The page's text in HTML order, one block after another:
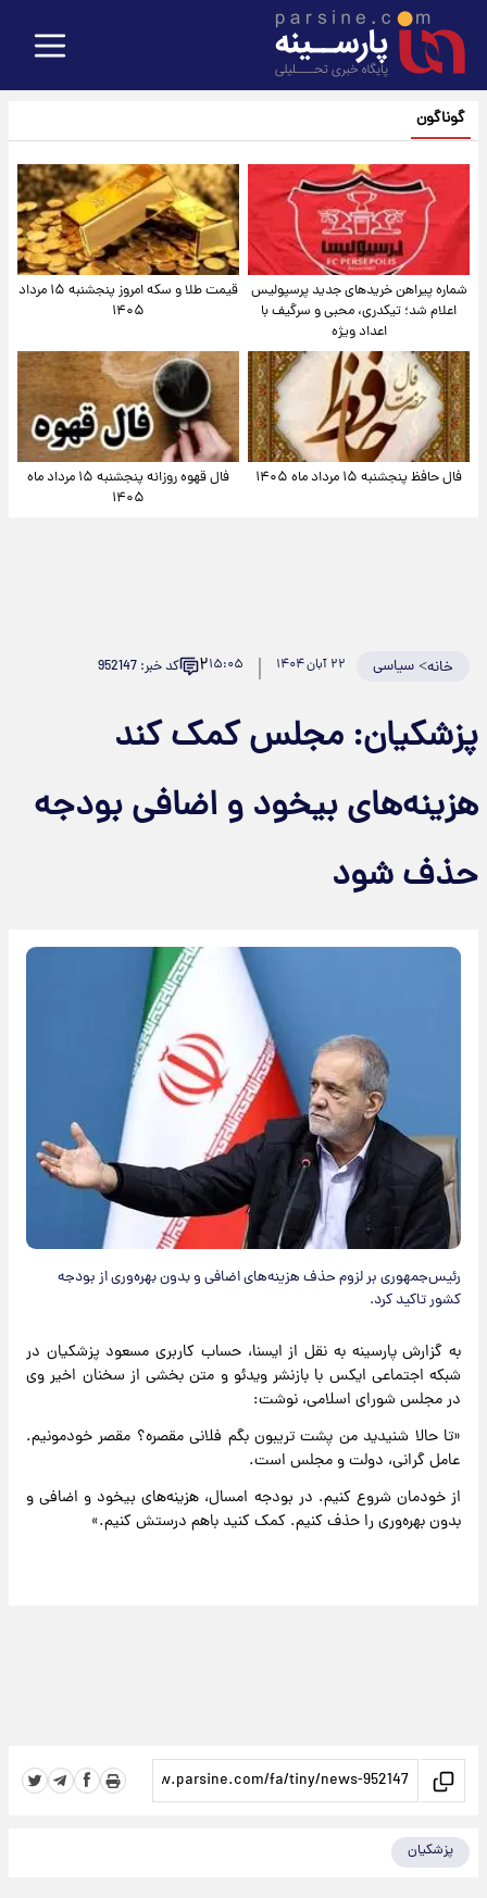
گوناگون
شماره پیراهن خریدهای جدید پرسپولیس
اعلام شد؛ تیکدری، محبی و سرگیف با
اعداد ویژه
قیمت طلا و سکه امروز پنجشنبه ۱۵ مرداد
۱۴۰۵
فال حافظ پنجشنبه ۱۵ مرداد ماه ۱۴۰۵
فال قهوه روزانه پنجشنبه ۱۵ مرداد ماه
۱۴۰۵
خانه>سیاسی ۲۲ آبان ۱۴۰۴ ۱۵:۰۵۲ کد خبر: 952147
پزشکیان: مجلس کمک کند
هزینه‌های بیخود و اضافی بودجه
حذف شود
رئیس‌جمهوری بر لزوم حذف هزینه‌های اضافی و بدون بهره‌وری از بودجه
کشور تاکید کرد.
به گزارش پارسینه به نقل از ایسنا، حساب کاربری مسعود پزشکیان در
شبکه اجتماعی ایکس با بازنشر ویدئو و متن بخشی از سخنان اخیر وی
در مجلس ‌شورای اسلامی، نوشت:
«تا حالا شنیدید من پشت تریبون بگم فلانی مقصره؟ مقصر خودمونیم.
عامل گرانی، دولت و مجلس است.
از خودمان شروع کنیم. در بودجه امسال، هزینه‌های بیخود و اضافی و
بدون بهره‌وری را حذف کنیم. کمک کنید باهم درستش کنیم.»
پزشکیان